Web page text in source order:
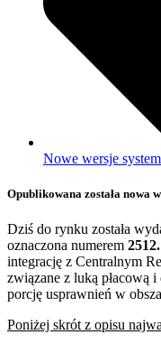
Nowe wersje
Opublikowana została nowa
Dziś do rynku została
oznaczona numerem
integrację z Centralnym
związane z luką płacową
porcję usprawnień w
Poniżej skrót z opisu